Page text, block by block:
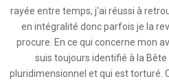
rayée entre temps, j'ai réussi à
en intégralité donc parfois je la
procure. En ce qui concerne mon
suis toujours identifié à la
pluridimensionnel et qui est torturé.